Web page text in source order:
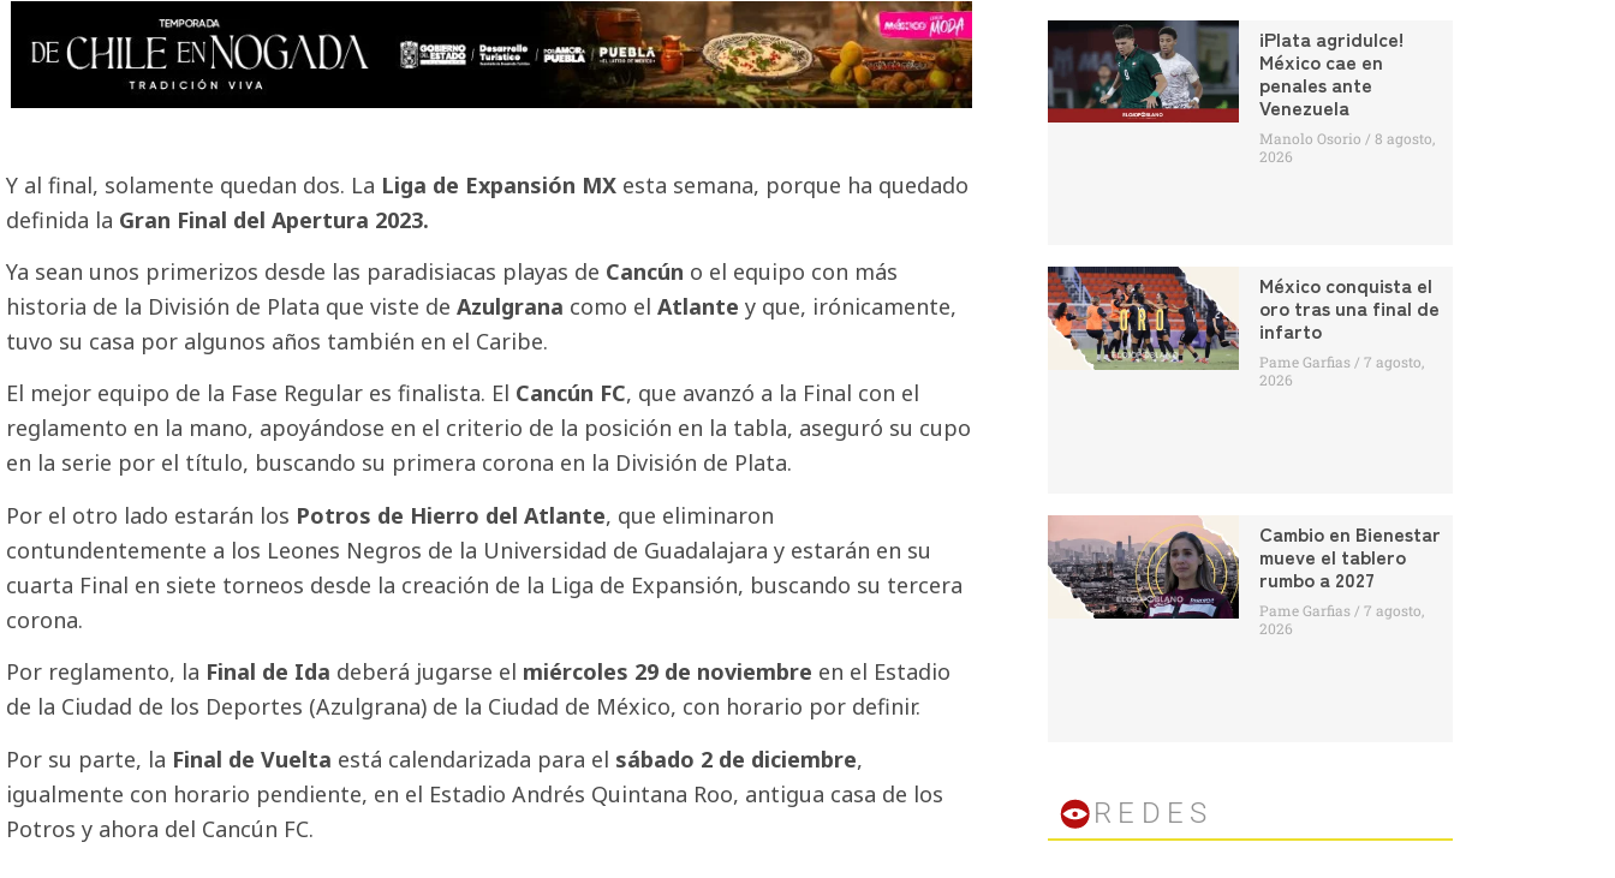
Y al final, solamente quedan dos. La Liga de Expansión MX esta semana, porque ha quedado
definida la Gran Final del Apertura 2023.
Ya sean unos primerizos desde las paradisiacas playas de Cancún o el equipo con más
historia de la División de Plata que viste de Azulgrana como el Atlante y que, irónicamente,
tuvo su casa por algunos años también en el Caribe.
El mejor equipo de la Fase Regular es finalista. El Cancún FC, que avanzó a la Final con el
reglamento en la mano, apoyándose en el criterio de la posición en la tabla, aseguró su cupo
en la serie por el título, buscando su primera corona en la División de Plata.
Por el otro lado estarán los Potros de Hierro del Atlante, que eliminaron
contundentemente a los Leones Negros de la Universidad de Guadalajara y estarán en su
cuarta Final en siete torneos desde la creación de la Liga de Expansión, buscando su tercera
corona.
Por reglamento, la Final de Ida deberá jugarse el miércoles 29 de noviembre en el Estadio
de la Ciudad de los Deportes (Azulgrana) de la Ciudad de México, con horario por definir.
Por su parte, la Final de Vuelta está calendarizada para el sábado 2 de diciembre,
igualmente con horario pendiente, en el Estadio Andrés Quintana Roo, antigua casa de los
Potros y ahora del Cancún FC.
¡Plata agridulce!
México cae en
penales ante
Venezuela
Manolo Osorio
8 agosto,
2026
México conquista el
oro tras una final de
infarto
Pame Garfias
7 agosto,
2026
Cambio en Bienestar
mueve el tablero
rumbo a 2027
Pame Garfias
7 agosto,
2026
REDES